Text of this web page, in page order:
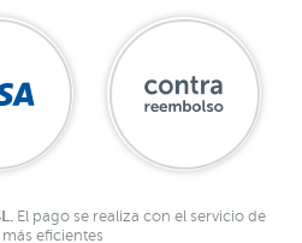
El pago se realiza con el servicio de
eficientes